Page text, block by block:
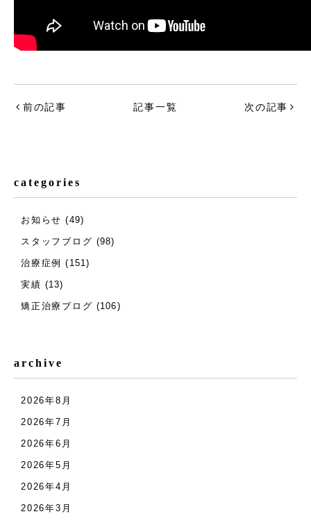
前の記事 記事一覧 次の記事
categories
お知らせ (49)
スタッフブログ (98)
治療症例 (151)
実績 (13)
矯正治療ブログ (106)
archive
2026年8月
2026年7月
2026年6月
2026年5月
2026年4月
2026年3月